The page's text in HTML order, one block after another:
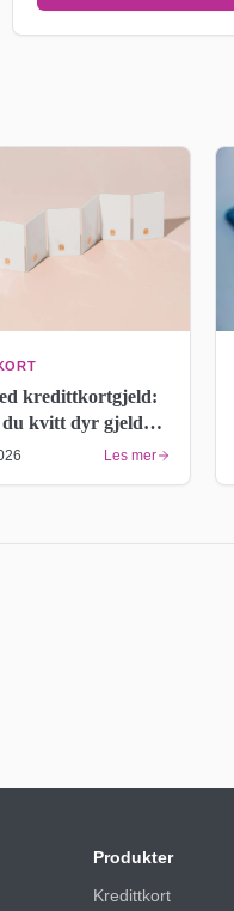
kredittkortgjeld:
kvitt dyr gjeld
Les mer
Produkter
Kredittkort